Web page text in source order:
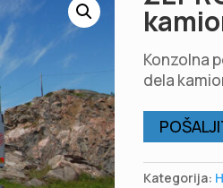
Konzolna
dela
Kategorija: